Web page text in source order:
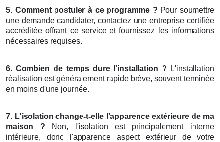
5. Comment postuler à ce programme ? Pour soumettre
une demande candidater, contactez une entreprise certifiée
accréditée offrant ce service et fournissez les informations
nécessaires requises.
6. Combien de temps dure l'installation ? L'installation
réalisation est généralement rapide brève, souvent terminée
en moins d'une journée.
7. L'isolation change-t-elle l'apparence extérieure de ma
maison ? Non, l'isolation est principalement interne
intérieure, donc l'apparence aspect extérieur de votre